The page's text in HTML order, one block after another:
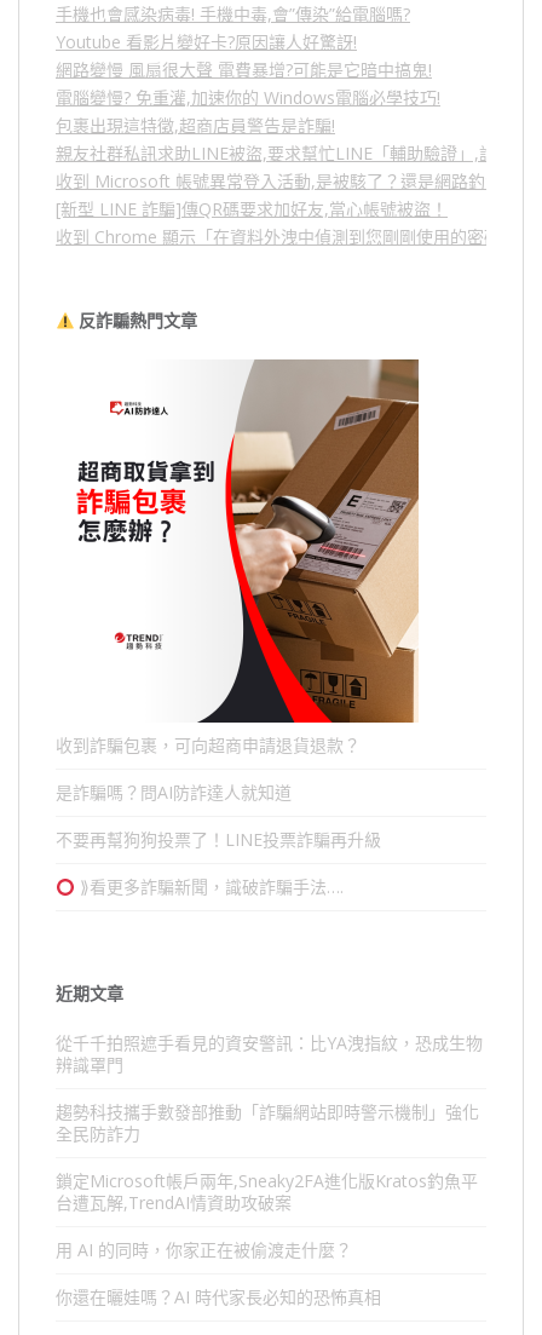
手機也會感染病毒! 手機中毒,會”傳染”給電腦嗎?
Youtube 看影片變好卡?原因讓人好驚訝!
網路變慢 風扇很大聲 電費暴增?可能是它暗中搞鬼!
電腦變慢? 免重灌,加速你的 Windows電腦必學技巧!
包裹出現這特徵,超商店員警告是詐騙!
親友社群私訊求助LINE被盜,要求幫忙LINE「輔助驗證」,詐騙
收到 Microsoft 帳號異常登入活動,是被駭了？還是網路釣魚？
[新型 LINE 詐騙]傳QR碼要求加好友,當心帳號被盜！
收到 Chrome 顯示「在資料外洩中偵測到您剛剛使用的密碼」
反詐騙熱門文章
收到詐騙包裹，可向超商申請退貨退款？
是詐騙嗎？問AI防詐達人就知道
不要再幫狗狗投票了！LINE投票詐騙再升級
⟫看更多詐騙新聞，識破詐騙手法….
近期文章
從千千拍照遮手看見的資安警訊：比YA洩指紋，恐成生物
辨識罩門
趨勢科技攜手數發部推動「詐騙網站即時警示機制」強化
全民防詐力
鎖定Microsoft帳戶兩年,Sneaky2FA進化版Kratos釣魚平
台遭瓦解,TrendAI情資助攻破案
用 AI 的同時，你家正在被偷渡走什麼？
你還在曬娃嗎？AI 時代家長必知的恐怖真相